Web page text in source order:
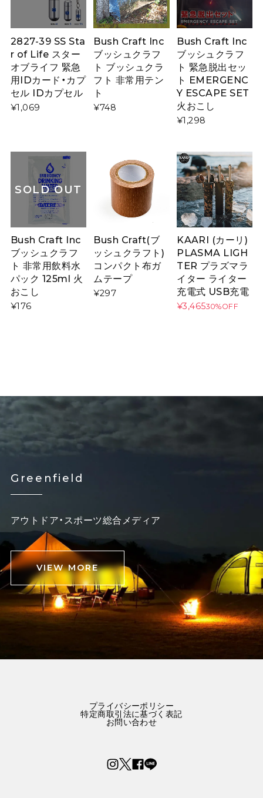
2827-39 SS Sta
r of Life スター
オブライフ 緊急
用IDカード・カプ
セル IDカプセル
¥1,069
Bush Craft Inc
ブッシュクラフ
ト ブッシュクラ
フト 非常用テン
ト
¥748
Bush Craft Inc
ブッシュクラフ
ト 緊急脱出セッ
ト EMERGENC
Y ESCAPE SET
火おこし
¥1,298
SOLD OUT
Bush Craft Inc
ブッシュクラフ
ト 非常用飲料水
パック 125ml 火
おこし
¥176
Bush Craft(ブ
ッシュクラフト)
コンパクト布ガ
ムテープ
¥297
KAARI (カーリ)
PLASMA LIGH
TER プラズマラ
イター ライター
充電式 USB充電
¥3,46530%OFF
Greenfield
アウトドア・スポーツ総合メディア
VIEW MORE
プライバシーポリシー
特定商取引法に基づく表記
お問い合わせ